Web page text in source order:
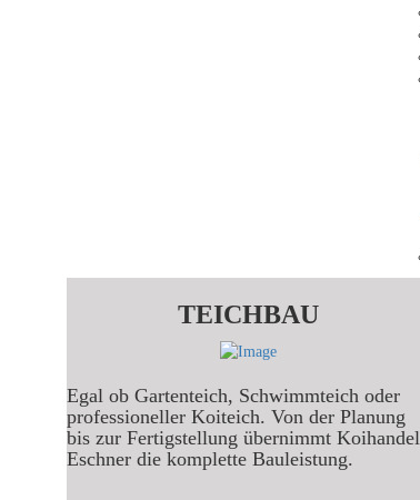
TEICHBAU
Egal ob Gartenteich, Schwimmteich oder
professioneller Koiteich. Von der Planung
bis zur Fertigstellung übernimmt Koihandel
Eschner die komplette Bauleistung.